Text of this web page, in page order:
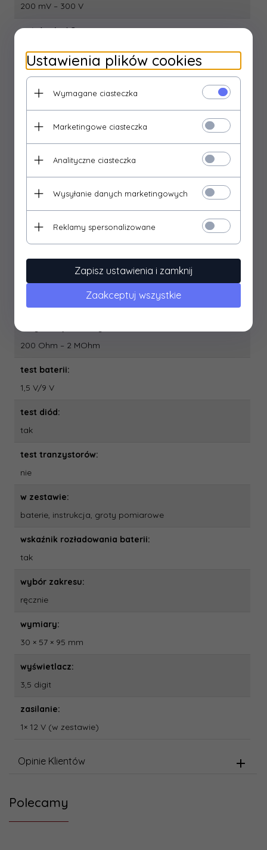
200 mV – 300 V
natężenie AC:
natężenie DC:
2 000 µA – 200 mA
1 szt., pudełko
pamięć maksymalnej wartości:
nie
pamięć zmierzonej wartości:
podświetlenie wyświetlacza:
nie
pomiar temperatury:
200 Ohm – 2 MOhm
test baterii:
1,5 V/9 V
test diód:
tak
test tranzystorów:
nie
w zestawie:
baterie, instrukcja, groty pomiarowe
wskaźnik rozładowania baterii:
tak
wybór zakresu:
ręcznie
wymiary:
30 × 57 × 95 mm
wyświetlacz:
3,5 digit
zasilanie:
1× 12 V (w zestawie)
Opinie Klientów
Polecamy
Ustawienia plików cookies
Wymagane ciasteczka
Marketingowe ciasteczka
Analityczne ciasteczka
Wysyłanie danych marketingowych
Reklamy spersonalizowane
Zapisz ustawienia i zamknij
Zaakceptuj wszystkie